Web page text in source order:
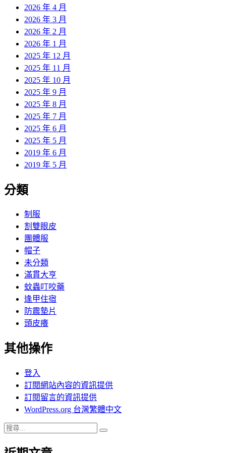
2026 年 4 月
2026 年 3 月
2026 年 2 月
2026 年 1 月
2025 年 12 月
2025 年 11 月
2025 年 10 月
2025 年 9 月
2025 年 8 月
2025 年 7 月
2025 年 6 月
2025 年 5 月
2019 年 6 月
2019 年 5 月
分類
制服
割雙眼皮
團體服
帽子
未分類
滿貫大亨
蚊蟲叮咬藥
逢甲住宿
防震墊片
頭皮癢
其他操作
登入
訂閱網站內容的資訊提供
訂閱留言的資訊提供
WordPress.org 台灣繁體中文
搜